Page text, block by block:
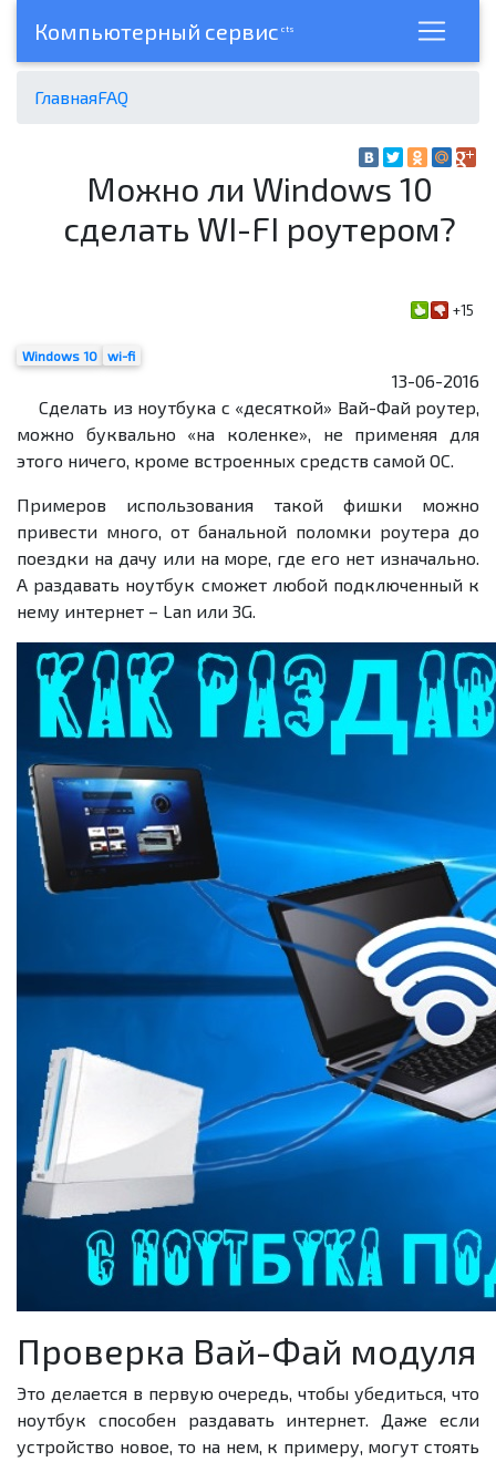
Компьютерный сервис cts
ГлавнаяFAQ
Можно ли Windows 10
сделать WI-FI роутером?
+15
Windows 10 wi-fi
13-06-2016
Сделать из ноутбука с «десяткой» Вай-Фай роутер,
можно буквально «на коленке», не применяя для
этого ничего, кроме встроенных средств самой ОС.
Примеров использования такой фишки можно
привести много, от банальной поломки роутера до
поездки на дачу или на море, где его нет изначально.
А раздавать ноутбук сможет любой подключенный к
нему интернет – Lan или 3G.
Проверка Вай-Фай модуля
Это делается в первую очередь, чтобы убедиться, что
ноутбук способен раздавать интернет. Даже если
устройство новое, то на нем, к примеру, могут стоять